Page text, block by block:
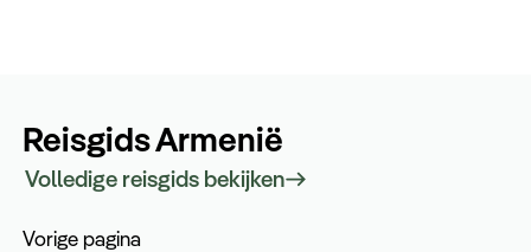
Reisgids Armenië
Volledige reisgids bekijken
Vorige pagina